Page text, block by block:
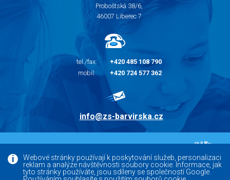
Webové stránky používají k poskytování služeb, personalizaci
reklam a analýze návštěvnosti soubory cookie. Informace, jak
tyto stránky používáte, jsou sdíleny se společností Google.
Proboštská 38/6,
46007 Liberec 7
tel./fax:
+420 485 108 790
mobil:
+420 724 577 362
info@zs-barvirska.cz
Facebook